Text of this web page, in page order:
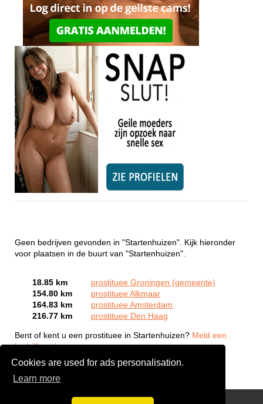
Cookies are used for ads personalisation.
Learn more
Geen bedrijven gevonden in "Startenhuizen". Kijk hieronder
voor plaatsen in de buurt van "Startenhuizen".
18.85 km
prostituee Groningen (gemeente)
154.80 km
prostituee Alkmaar
164.83 km
prostituee Amsterdam
216.77 km
prostituee Den Haag
Bent of kent u een prostituee in Startenhuizen? Meld een
bedrijf gratis aan